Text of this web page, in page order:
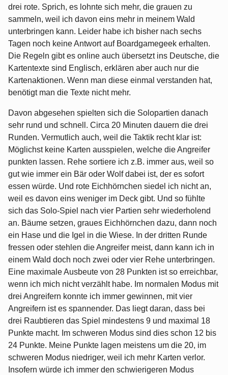
drei rote. Sprich, es lohnte sich mehr, die grauen zu
sammeln, weil ich davon eins mehr in meinem Wald
unterbringen kann. Leider habe ich bisher nach sechs
Tagen noch keine Antwort auf Boardgamegeek erhalten.
Die Regeln gibt es online auch übersetzt ins Deutsche, die
Kartentexte sind Englisch, erklären aber auch nur die
Kartenaktionen. Wenn man diese einmal verstanden hat,
benötigt man die Texte nicht mehr.
Davon abgesehen spielten sich die Solopartien danach
sehr rund und schnell. Circa 20 Minuten dauern die drei
Runden. Vermutlich auch, weil die Taktik recht klar ist:
Möglichst keine Karten ausspielen, welche die Angreifer
punkten lassen. Rehe sortiere ich z.B. immer aus, weil so
gut wie immer ein Bär oder Wolf dabei ist, der es sofort
essen würde. Und rote Eichhörnchen siedel ich nicht an,
weil es davon eins weniger im Deck gibt. Und so fühlte
sich das Solo-Spiel nach vier Partien sehr wiederholend
an. Bäume setzen, graues Eichhörnchen dazu, dann noch
ein Hase und die Igel in die Wiese. In der dritten Runde
fressen oder stehlen die Angreifer meist, dann kann ich in
einem Wald doch noch zwei oder vier Rehe unterbringen.
Eine maximale Ausbeute von 28 Punkten ist so erreichbar,
wenn ich mich nicht verzählt habe. Im normalen Modus mit
drei Angreifern konnte ich immer gewinnen, mit vier
Angreifern ist es spannender. Das liegt daran, dass bei
drei Raubtieren das Spiel mindestens 9 und maximal 18
Punkte macht. Im schweren Modus sind dies schon 12 bis
24 Punkte. Meine Punkte lagen meistens um die 20, im
schweren Modus niedriger, weil ich mehr Karten verlor.
Insofern würde ich immer den schwierigeren Modus